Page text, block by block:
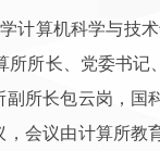
计算机科学与技
所长、党委书记
所长包云岗，国
会议由计算所教